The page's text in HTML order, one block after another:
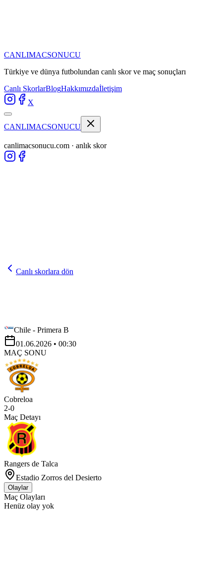
CANLIMACSONUCU
Türkiye ve dünya futbolundan canlı skor ve maç sonuçları
Canlı SkorlarBlogHakkımızdaİletişim
X
CANLIMACSONUCU
canlimacsonucu.com · anlık skor
Canlı skorlara dön
Chile - Primera B
01.06.2026 • 00:30
MAÇ SONU
Cobreloa
2-0
Maç Detayı
Rangers de Talca
Estadio Zorros del Desierto
Olaylar
Maç Olayları
Henüz olay yok